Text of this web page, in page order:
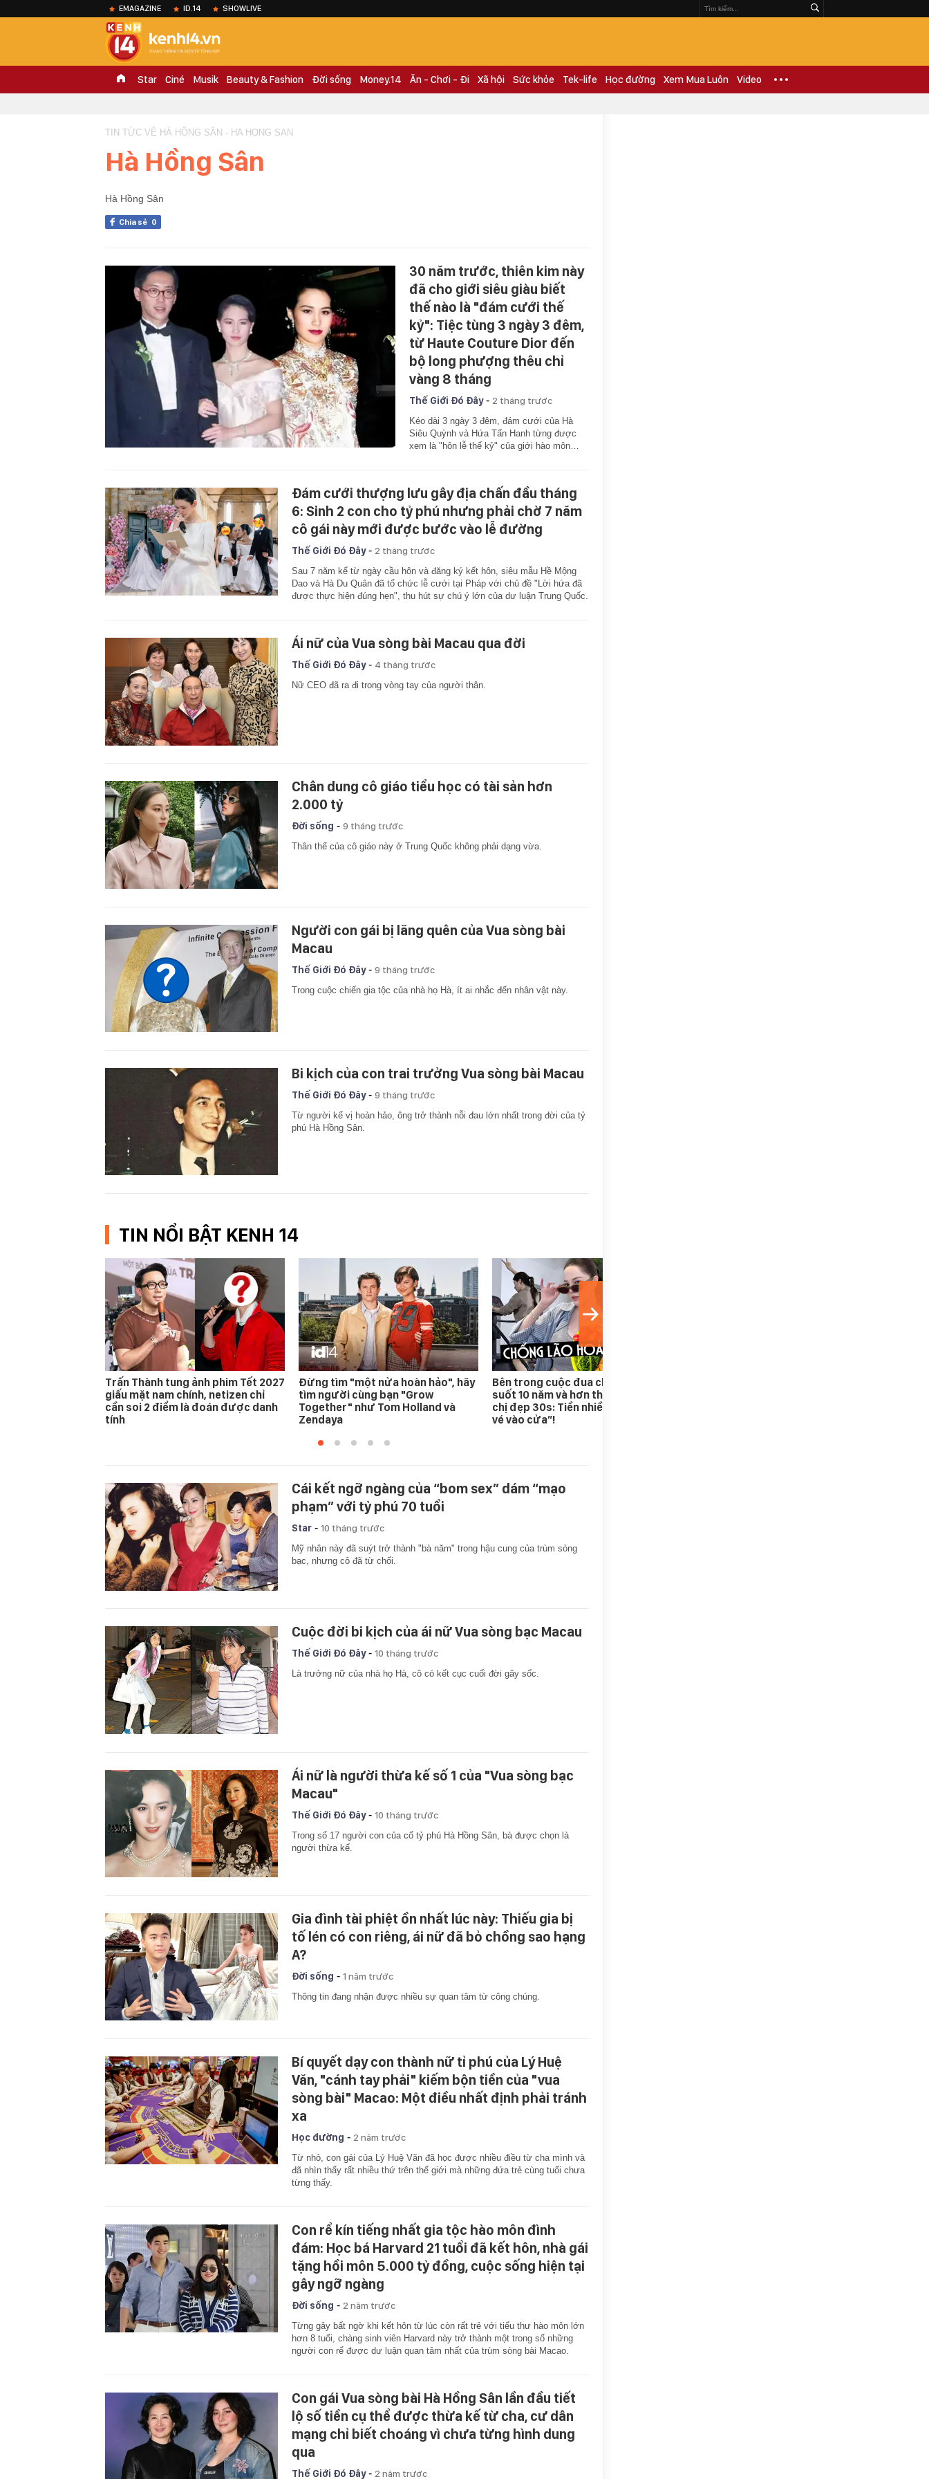
EMAGAZINE ID.14 SHOWLIVE
Star Ciné Musik Beauty & Fashion Đời sống Money.14 Ăn - Chơi - Đi Xã hội Sức khỏe Tek-life Học đường Xem Mua Luôn Video
TIN TỨC VỀ HÀ HỒNG SÂN - HA HONG SAN
Hà Hồng Sân
Hà Hồng Sân
Chia sẻ 0
30 năm trước, thiên kim này
đã cho giới siêu giàu biết
thế nào là "đám cưới thế
kỷ": Tiệc tùng 3 ngày 3 đêm,
từ Haute Couture Dior đến
bộ long phượng thêu chỉ
vàng 8 tháng
Thế Giới Đó Đây- 2 tháng trước
Kéo dài 3 ngày 3 đêm, đám cưới của Hà
Siêu Quỳnh và Hứa Tấn Hanh từng được
xem là "hôn lễ thế kỷ" của giới hào môn…
Đám cưới thượng lưu gây địa chấn đầu tháng
6: Sinh 2 con cho tỷ phú nhưng phải chờ 7 năm
cô gái này mới được bước vào lễ đường
Thế Giới Đó Đây- 2 tháng trước
Sau 7 năm kể từ ngày cầu hôn và đăng ký kết hôn, siêu mẫu Hề Mộng
Dao và Hà Du Quân đã tổ chức lễ cưới tại Pháp với chủ đề "Lời hứa đã
được thực hiện đúng hẹn", thu hút sự chú ý lớn của dư luận Trung Quốc.
Ái nữ của Vua sòng bài Macau qua đời
Thế Giới Đó Đây- 4 tháng trước
Nữ CEO đã ra đi trong vòng tay của người thân.
Chân dung cô giáo tiểu học có tài sản hơn
2.000 tỷ
Đời sống - 9 tháng trước
Thân thế của cô giáo này ở Trung Quốc không phải dạng vừa.
Người con gái bị lãng quên của Vua sòng bài
Macau
Thế Giới Đó Đây- 9 tháng trước
Trong cuộc chiến gia tộc của nhà họ Hà, ít ai nhắc đến nhân vật này.
Bi kịch của con trai trưởng Vua sòng bài Macau
Thế Giới Đó Đây- 9 tháng trước
Từ người kế vị hoàn hảo, ông trở thành nỗi đau lớn nhất trong đời của tỷ
phú Hà Hồng Sân.
TIN NỔI BẬT KENH 14
Trấn Thành tung ảnh phim Tết 2027
giấu mặt nam chính, netizen chỉ
cần soi 2 điểm là đoán được danh
tính
Đừng tìm "một nửa hoàn hảo", hãy
tìm người cùng bạn "Grow
Together" như Tom Holland và
Zendaya
Bên trong cuộc đua chống lão hoá
suốt 10 năm và hơn thế nữa của hội
chị đẹp 30s: Tiền nhiều chỉ là “tấm
vé vào cửa”!
Cái kết ngỡ ngàng của “bom sex” dám “mạo
phạm” với tỷ phú 70 tuổi
Star - 10 tháng trước
Mỹ nhân này đã suýt trở thành "bà năm" trong hậu cung của trùm sòng
bạc, nhưng cô đã từ chối.
Cuộc đời bi kịch của ái nữ Vua sòng bạc Macau
Thế Giới Đó Đây- 10 tháng trước
Là trưởng nữ của nhà họ Hà, cô có kết cục cuối đời gây sốc.
Ái nữ là người thừa kế số 1 của "Vua sòng bạc
Macau"
Thế Giới Đó Đây- 10 tháng trước
Trong số 17 người con của cố tỷ phú Hà Hồng Sân, bà được chọn là
người thừa kế.
Gia đình tài phiệt ồn nhất lúc này: Thiếu gia bị
tố lén có con riêng, ái nữ đã bỏ chồng sao hạng
A?
Đời sống - 1 năm trước
Thông tin đang nhận được nhiều sự quan tâm từ công chúng.
Bí quyết dạy con thành nữ tỉ phú của Lý Huệ
Văn, "cánh tay phải" kiếm bộn tiền của "vua
sòng bài" Macao: Một điều nhất định phải tránh
xa
Học đường - 2 năm trước
Từ nhỏ, con gái của Lý Huệ Văn đã học được nhiều điều từ cha mình và
đã nhìn thấy rất nhiều thứ trên thế giới mà những đứa trẻ cùng tuổi chưa
từng thấy.
Con rể kín tiếng nhất gia tộc hào môn đình
đám: Học bá Harvard 21 tuổi đã kết hôn, nhà gái
tặng hồi môn 5.000 tỷ đồng, cuộc sống hiện tại
gây ngỡ ngàng
Đời sống - 2 năm trước
Từng gây bất ngờ khi kết hôn từ lúc còn rất trẻ với tiểu thư hào môn lớn
hơn 8 tuổi, chàng sinh viên Harvard này trở thành một trong số những
người con rể được dư luận quan tâm nhất của trùm sòng bài Macao.
Con gái Vua sòng bài Hà Hồng Sân lần đầu tiết
lộ số tiền cụ thể được thừa kế từ cha, cư dân
mạng chỉ biết choáng vì chưa từng hình dung
qua
Thế Giới Đó Đây- 2 năm trước